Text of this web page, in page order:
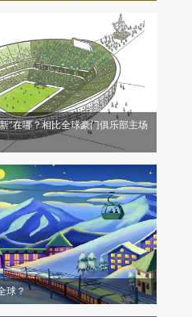
”在哪？相比全球豪门俱乐部主场
球？